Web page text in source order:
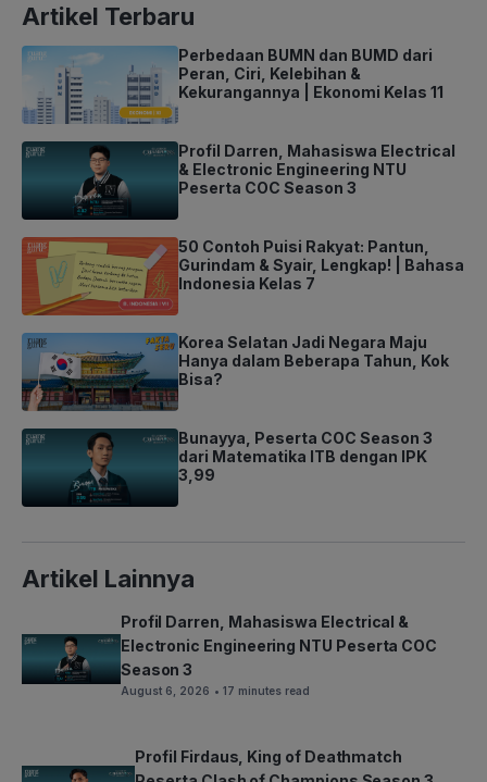
Artikel Terbaru
Perbedaan BUMN dan BUMD dari
Peran, Ciri, Kelebihan &
Kekurangannya | Ekonomi Kelas 11
Profil Darren, Mahasiswa Electrical
& Electronic Engineering NTU
Peserta COC Season 3
50 Contoh Puisi Rakyat: Pantun,
Gurindam & Syair, Lengkap! | Bahasa
Indonesia Kelas 7
Korea Selatan Jadi Negara Maju
Hanya dalam Beberapa Tahun, Kok
Bisa?
Bunayya, Peserta COC Season 3
dari Matematika ITB dengan IPK
3,99
Artikel Lainnya
Profil Darren, Mahasiswa Electrical &
Electronic Engineering NTU Peserta COC
Season 3
August 6, 2026 • 17 minutes read
Profil Firdaus, King of Deathmatch